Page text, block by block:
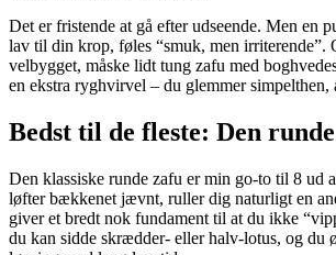
Det er fristende at gå efter udseende. Men en
lav til din krop, føles “smuk, men irriterende”.
velbygget, måske lidt tung zafu med
en ekstra ryghvirvel – du glemmer simpelthen,
Bedst til de fleste: Den
Den klassiske runde zafu er min go-to til 8 ud
løfter bækkenet jævnt, ruller dig naturligt en
giver et bredt nok fundament til at du ikke
du kan sidde skrædder- eller halv-lotus, og du